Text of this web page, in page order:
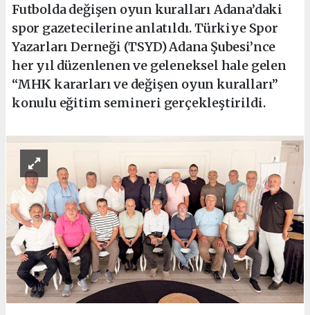
Futbolda değişen oyun kuralları Adana’daki
spor gazetecilerine anlatıldı. Türkiye Spor
Yazarları Derneği (TSYD) Adana Şubesi’nce
her yıl düzenlenen ve geleneksel hale gelen
“MHK kararları ve değişen oyun kuralları”
konulu eğitim semineri gerçekleştirildi.